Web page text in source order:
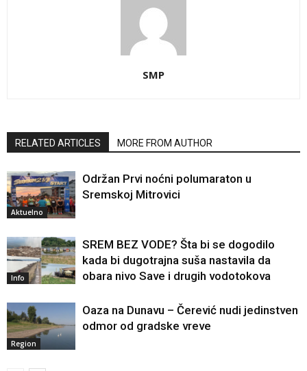
SMP
RELATED ARTICLES MORE FROM AUTHOR
Aktuelno
Održan Prvi noćni polumaraton u
Sremskoj Mitrovici
Info
SREM BEZ VODE? Šta bi se dogodilo
kada bi dugotrajna suša nastavila da
obara nivo Save i drugih vodotokova
Region
Oaza na Dunavu – Čerević nudi jedinstven
odmor od gradske vreve